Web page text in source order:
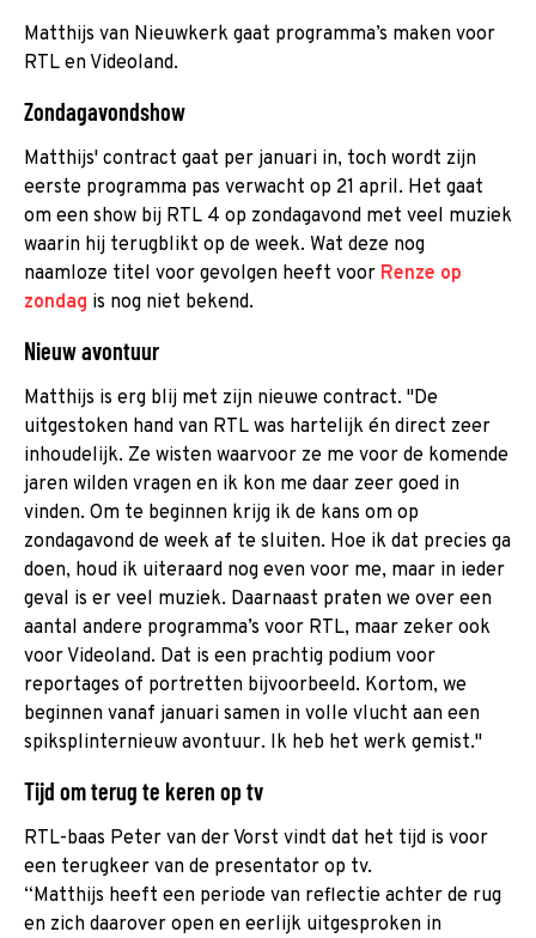
Matthijs van Nieuwkerk gaat programma’s maken voor
RTL en Videoland.
Zondagavondshow
Matthijs' contract gaat per januari in, toch wordt zijn
eerste programma pas verwacht op 21 april. Het gaat
om een show bij RTL 4 op zondagavond met veel muziek
waarin hij terugblikt op de week. Wat deze nog
naamloze titel voor gevolgen heeft voor Renze op
zondag is nog niet bekend.
Nieuw avontuur
Matthijs is erg blij met zijn nieuwe contract. "De
uitgestoken hand van RTL was hartelijk én direct zeer
inhoudelijk. Ze wisten waarvoor ze me voor de komende
jaren wilden vragen en ik kon me daar zeer goed in
vinden. Om te beginnen krijg ik de kans om op
zondagavond de week af te sluiten. Hoe ik dat precies ga
doen, houd ik uiteraard nog even voor me, maar in ieder
geval is er veel muziek. Daarnaast praten we over een
aantal andere programma’s voor RTL, maar zeker ook
voor Videoland. Dat is een prachtig podium voor
reportages of portretten bijvoorbeeld. Kortom, we
beginnen vanaf januari samen in volle vlucht aan een
spiksplinternieuw avontuur. Ik heb het werk gemist."
Tijd om terug te keren op tv
RTL-baas Peter van der Vorst vindt dat het tijd is voor
een terugkeer van de presentator op tv.
“Matthijs heeft een periode van reflectie achter de rug
en zich daarover open en eerlijk uitgesproken in